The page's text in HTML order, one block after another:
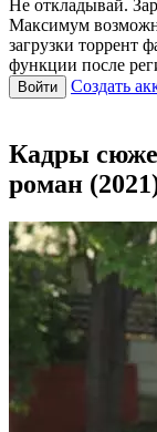
Не откладывай.
Максимум
загрузки торрент
функции после
Войти Создать
Кадры
роман